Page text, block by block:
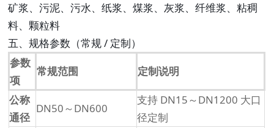
矿浆、污泥、污水、纸浆、煤浆、灰浆、纤维浆、粘稠
料、颗粒料
五、规格参数（常规 / 定制）
参数
项
常规范围 定制说明
公称
通径
DN50～DN600
支持 DN15～DN1200 大口
径定制